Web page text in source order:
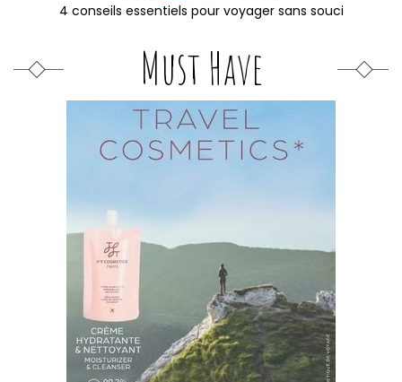
4 conseils essentiels pour voyager sans souci
Must Have